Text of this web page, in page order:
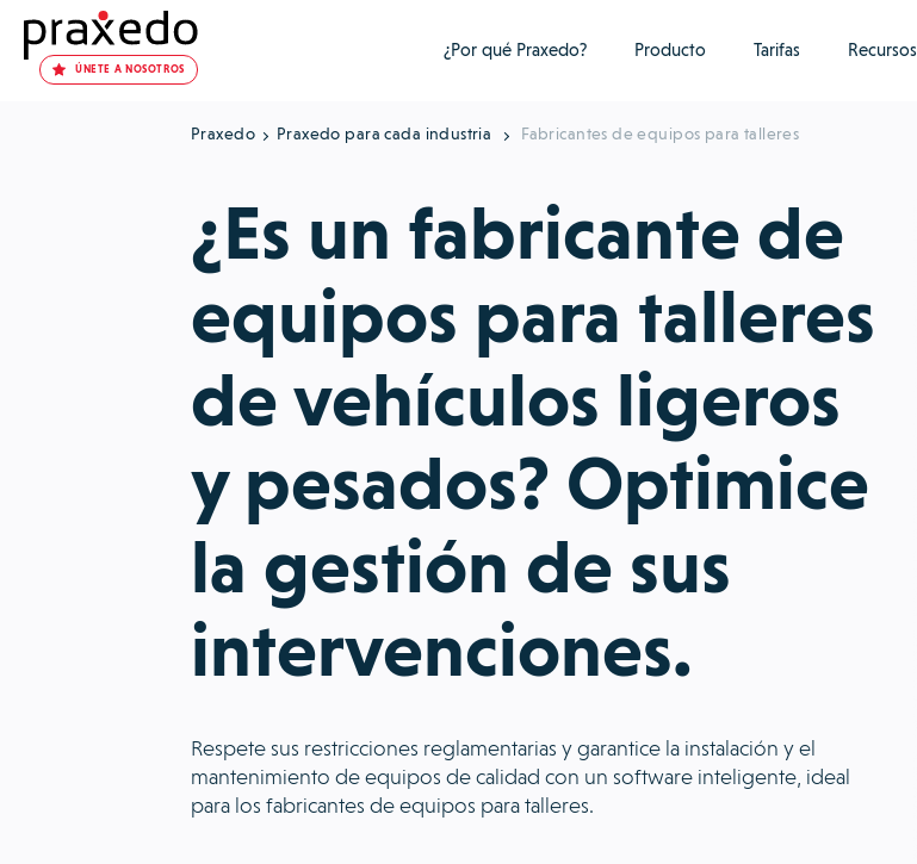
ÚNETE A NOSOTROS
¿Por qué Praxedo? Producto Tarifas Recursos
Praxedo Praxedo para cada industria Fabricantes de equipos para talleres
¿Es un fabricante de
equipos para talleres
de vehículos ligeros
y pesados? Optimice
la gestión de sus
intervenciones.
Respete sus restricciones reglamentarias y garantice la instalación y el
mantenimiento de equipos de calidad con un software inteligente, ideal
para los fabricantes de equipos para talleres.